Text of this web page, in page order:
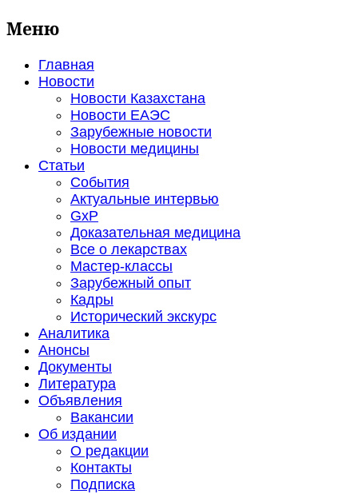
Меню
Главная
Новости
Новости Казахстана
Новости ЕАЭС
Зарубежные новости
Новости медицины
Статьи
События
Актуальные интервью
GxP
Доказательная медицина
Все о лекарствах
Мастер-классы
Зарубежный опыт
Кадры
Исторический экскурс
Аналитика
Анонсы
Документы
Литература
Объявления
Вакансии
Об издании
О редакции
Контакты
Подписка